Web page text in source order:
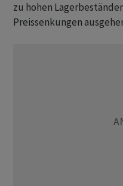
zu hohen
Preissenkungen